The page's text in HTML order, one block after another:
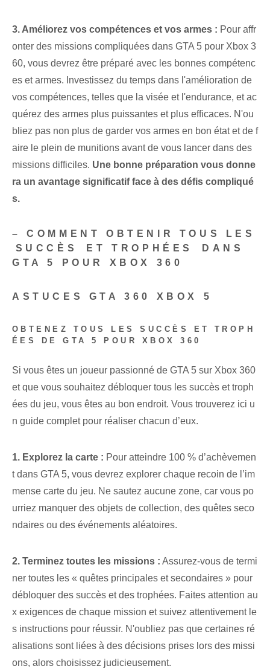
3. Améliorez​ vos compétences et vos armes : Pour affr
onter des missions compliquées dans ‌GTA 5 pour Xbox 3
60, ⁤vous devrez être préparé avec les bonnes compétenc
es et ⁣armes⁣. Investissez du temps dans l'amélioration de
vos compétences, telles que la visée et l'endurance, et ac
quérez des armes plus puissantes et plus efficaces. N'ou
bliez pas non plus de garder vos armes en bon état et de f
aire le plein de munitions avant de vous lancer dans des
missions difficiles. Une bonne préparation vous donne
ra un avantage significatif face à des défis compliqué
s.
– COMMENT OBTENIR TOUS LES
⁣SUCCÈS⁣ ET TROPHÉES ⁤DANS
GTA 5 POUR XBOX 360
ASTUCES GTA 360 XBOX 5
OBTENEZ TOUS LES SUCCÈS ET TROPH
ÉES DE GTA 5 POUR XBOX 360
Si vous êtes un joueur passionné de GTA 5 sur Xbox 360
et que vous souhaitez débloquer tous les succès et troph
ées du jeu, vous êtes au bon endroit. Vous trouverez ici u
n guide complet pour réaliser chacun d’eux.
1. Explorez la carte : Pour atteindre 100 % d’achèvemen
t dans GTA 5, vous devrez explorer chaque recoin de l’im
mense carte du jeu. Ne sautez aucune zone, car vous po
urriez manquer des objets de collection, des quêtes seco
ndaires ou des événements aléatoires.
2. Terminez toutes les missions : Assurez-vous de termi
ner toutes les « quêtes principales et secondaires » pour
débloquer des succès et des trophées. ⁢Faites attention au
x exigences de chaque mission et suivez attentivement le
s instructions pour réussir. N'oubliez pas que certaines ré
alisations sont liées à des décisions prises lors des missi
ons, alors choisissez judicieusement.